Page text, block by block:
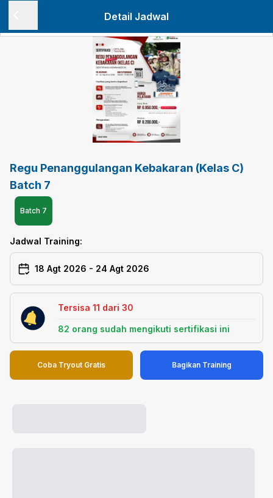
Detail Jadwal
Regu Penanggulangan Kebakaran (Kelas C)
Batch 7
Batch 7
Jadwal Training:
18 Agt 2026 - 24 Agt 2026
Tersisa11 dari30
82 orang sudah mengikuti sertifikasi ini
Coba Tryout Gratis Bagikan Training